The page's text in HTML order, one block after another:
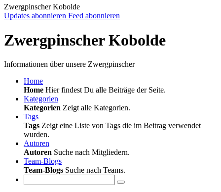
Zwergpinscher Kobolde
Updates abonnieren Feed abonnieren
Zwergpinscher Kobolde
Informationen über unsere Zwergpinscher
Home
Home Hier findest Du alle Beiträge der Seite.
Kategorien
Kategorien Zeigt alle Kategorien.
Tags
Tags Zeigt eine Liste von Tags die im Beitrag verwendet
wurden.
Autoren
Autoren Suche nach Mitgliedern.
Team-Blogs
Team-Blogs Suche nach Teams.